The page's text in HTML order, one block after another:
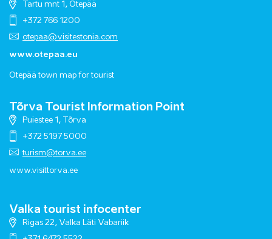
Tartu mnt 1, Otepää
+372 766 1200
otepaa@visitestonia.com
www.otepaa.eu
Otepää town map for tourist
Tõrva Tourist Information Point
Puiestee 1, Tõrva
+372 5197 5000
turism@torva.ee
www.visittorva.ee
Valka tourist infocenter
Rigas 22, Valka Läti Vabariik